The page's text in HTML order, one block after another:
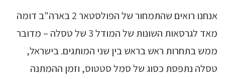
אנחנו רואים שהתמחור של הפולסטאר 2 בארה"ב דומה
מאד לגרסאות השונות של המודל 3 של טסלה – מדובר
ממש בתחרות ראש בראש בין שני המותגים. בישראל,
טסלה נתפסת כסוג של סמל סטטוס, וזמן ההמתנה